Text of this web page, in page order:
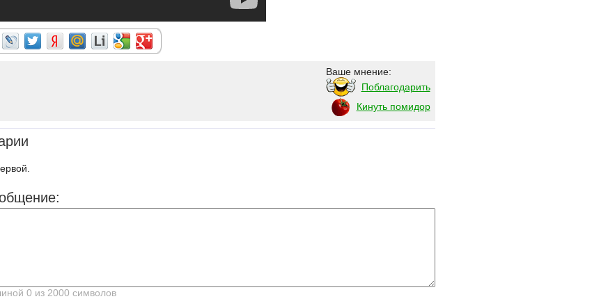
Ваше мнение:
Поблагодарить
Кинуть помидор